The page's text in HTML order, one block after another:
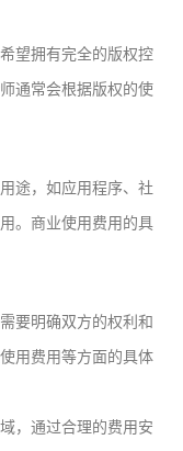
望拥有完全的版权控
通常会根据版权的使
途，如应用程序、社
。商业使用费用的具
要明确双方的权利和
用费用等方面的具体
，通过合理的费用安